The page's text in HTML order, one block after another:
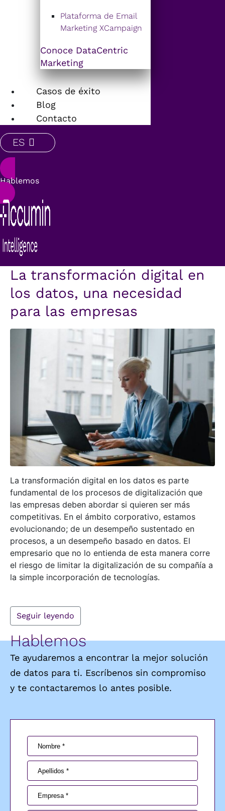
Plataforma de Email
Marketing XCampaign
Conoce DataCentric
Marketing
Casos de éxito
Blog
Contacto
ES
Hablemos
La transformación digital en
los datos, una necesidad
para las empresas
La transformación digital en los datos es parte
fundamental de los procesos de digitalización que
las empresas deben abordar si quieren ser más
competitivas. En el ámbito corporativo, estamos
evolucionando; de un desempeño sustentado en
procesos, a un desempeño basado en datos. El
empresario que no lo entienda de esta manera corre
el riesgo de limitar la digitalización de su compañía a
la simple incorporación de tecnologías.
Seguir leyendo
Hablemos
Te ayudaremos a encontrar la mejor solución
de datos para ti. Escríbenos sin compromiso
y te contactaremos lo antes posible.